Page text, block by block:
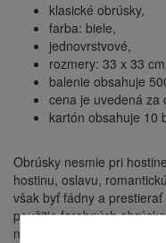
klasické obrúsky,
farba: biele,
jednovrstvové,
rozmery: 33 x 33
balenie obsahuje
cena je uvedená za
kartón obsahuje 10
Obrúsky nesmie pri
hostinu, oslavu,
však byť fádny a
použitie farebných
nastolí príjemnú atmosféru